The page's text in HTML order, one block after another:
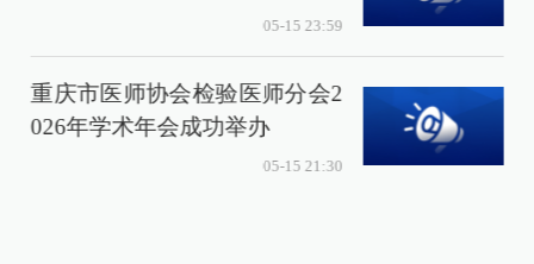
05-15 23:59
重庆市医师协会检验医师分会2
026年学术年会成功举办
05-15 21:30